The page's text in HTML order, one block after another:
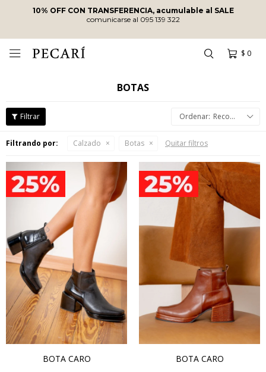
ENVÍOS SIN COSTOA PARTIR DE $10.000·
ENVÍOS EN EL DÍAEN COMPRAS REALIZADAS ANTES DE
$ 0

BOTAS
Recomendados
Filtrando por: Calzado Botas Quitar filtros
BOTA CARO BOTA CARO